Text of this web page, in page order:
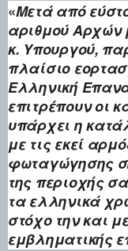
«Μετά από
αριθμού Αρχών
κ. Υπουργού,
πλαίσιο
Ελληνική
επιτρέπουν οι
υπάρχει η
με τις εκεί
φωταγώγησης
της περιοχής
τα ελληνικά
στόχο την και
εμβληματικής